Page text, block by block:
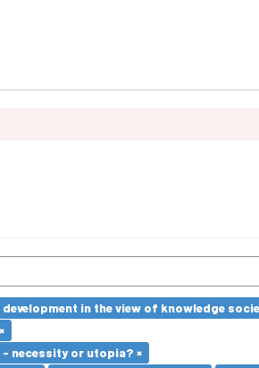
in the view of knowledge
necessity or utopia? ×